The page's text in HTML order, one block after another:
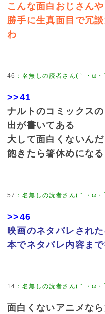
こんな面白おじさん
勝手に生真面目で冗
わ
46 ：名無しの読者さん(｀・ω・
>>41
ナルトのコミックス
出が書いてある
大して面白くないん
飽きたら箸休めになる
57 ：名無しの読者さん(｀・ω・
>>46
映画のネタバレされ
本でネタバレ内容ま
14 ：名無しの読者さん(｀・ω・
面白くないアニメな